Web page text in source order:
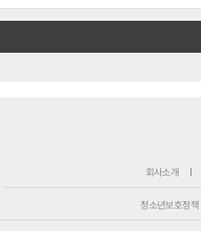
회사소개
청소년보호정책